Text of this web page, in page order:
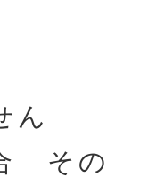
ん
その